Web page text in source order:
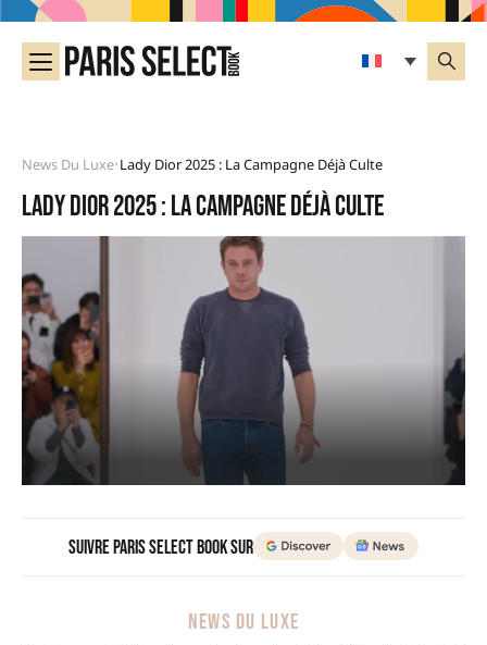
News Du Luxe•Lady Dior 2025 : La Campagne Déjà Culte
Lady Dior 2025 : la campagne déjà culte
Suivre Paris Select Book sur
NEWS DU LUXE